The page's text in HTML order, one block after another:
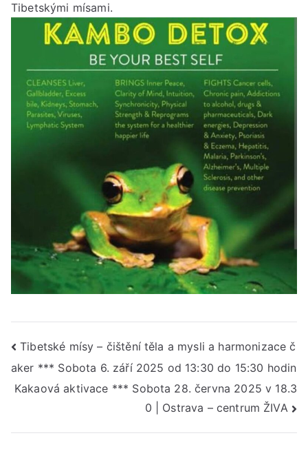
Tibetskými mísami.
Navigace
pro
Tibetské mísy – čištění těla a mysli a harmonizace č
aker *** Sobota 6. září 2025 od 13:30 do 15:30 hodin
Kakaová aktivace *** Sobota 28. června 2025 v 18.3
0 | Ostrava – centrum ŽIVA